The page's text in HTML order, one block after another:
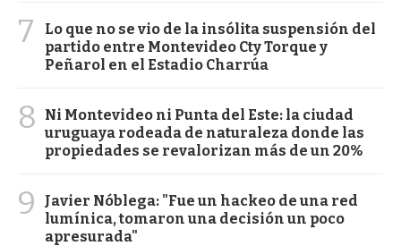
7
Lo que no se vio de la insólita suspensión del
partido entre Montevideo Cty Torque y
Peñarol en el Estadio Charrúa
8
Ni Montevideo ni Punta del Este: la ciudad
uruguaya rodeada de naturaleza donde las
propiedades se revalorizan más de un 20%
9
Javier Nóblega: "Fue un hackeo de una red
lumínica, tomaron una decisión un poco
apresurada"